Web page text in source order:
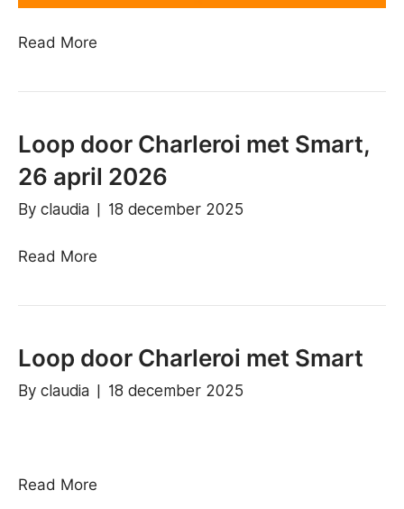
Read More
Loop door Charleroi met Smart,
26 april 2026
By claudia 18 december 2025
Read More
Loop door Charleroi met Smart
By claudia 18 december 2025
Read More